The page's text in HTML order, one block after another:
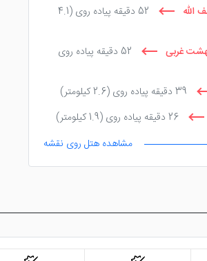
به این هتل اصفهان می توان میدان نقش
باشد که عمارتی در وسط این باغ بنا شده
است. همین دسترسی نزدیک به اماکن دیدنی
52 دقیقه پیاده روی
(4.1
غربی
52 دقیقه پیاده روی
39 دقیقه پیاده روی
(2.6 کیلومتر)
26 دقیقه پیاده روی
(1.9 کیلومتر)
مشاهده هتل روی نقشه